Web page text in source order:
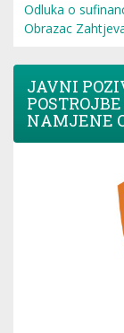
Odluka o
Obrazac
JAVNI
NAMJENE